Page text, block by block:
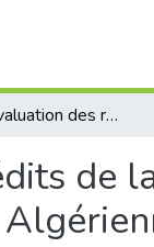
Gestion et évaluation des risques de crédits de la méthode traditionnelle à la méthode scoring Cas d’une banque Algérienne.
de